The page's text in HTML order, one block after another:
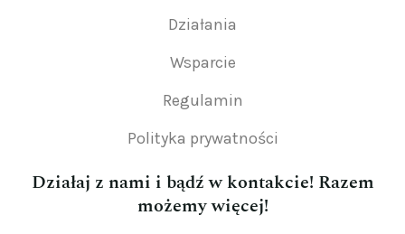
Działania
Wsparcie
Regulamin
Polityka prywatności
Działaj z nami i bądź w kontakcie! Razem
możemy więcej!